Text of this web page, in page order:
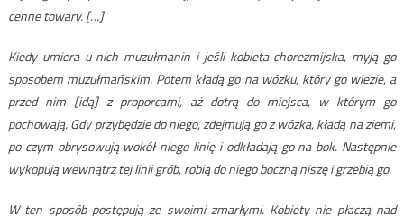
cenne towary. […]
Kiedy umiera u nich muzułmanin i jeśli kobieta chorezmijska, myją go
sposobem muzułmańskim. Potem kładą go na wózku, który go wiezie, a
przed nim [idą] z proporcami, aż dotrą do miejsca, w którym go
pochowają. Gdy przybędzie do niego, zdejmują go z wózka, kładą na ziemi,
po czym obrysowują wokół niego linię i odkładają go na bok. Następnie
wykopują wewnątrz tej linii grób, robią do niego boczną niszę i grzebią go.
W ten sposób postępują ze swoimi zmarłymi. Kobiety nie płaczą nad